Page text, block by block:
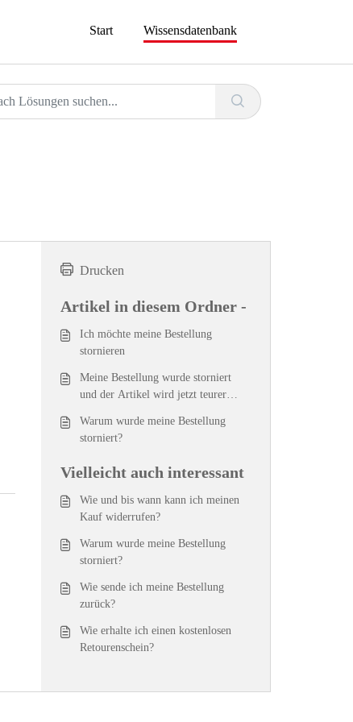
Start
Wissensdatenbank
Drucken
Artikel in diesem Ordner -
Ich möchte meine Bestellung
stornieren
Meine Bestellung wurde storniert
und der Artikel wird jetzt teurer
Warum wurde meine Bestellung
storniert?
Vielleicht auch interessant
Wie und bis wann kann ich meinen
Kauf widerrufen?
Warum wurde meine Bestellung
storniert?
Wie sende ich meine Bestellung
zurück?
Wie erhalte ich einen kostenlosen
Retourenschein?